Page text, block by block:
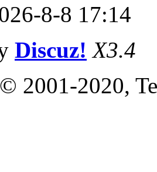
8-8 17:14
Discuz! X3.4
2001-2020,